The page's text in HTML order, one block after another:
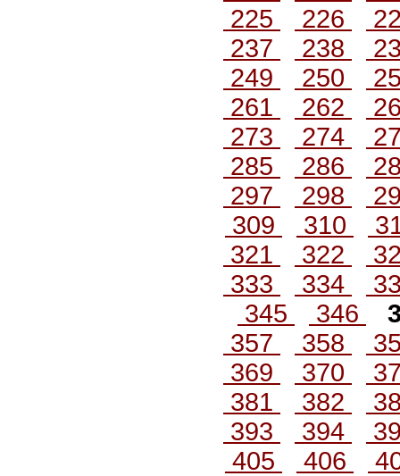
225
226
237
238
249
250
261
262
273
274
285
286
297
298
309
310
321
322
333
334
345
346
357
358
369
370
381
382
393
394
405
406